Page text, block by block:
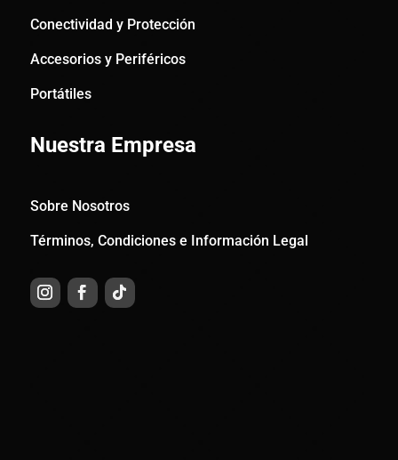
Conectividad y Protección
Accesorios y Periféricos
Portátiles
Nuestra Empresa
Sobre Nosotros
Términos, Condiciones e Información Legal